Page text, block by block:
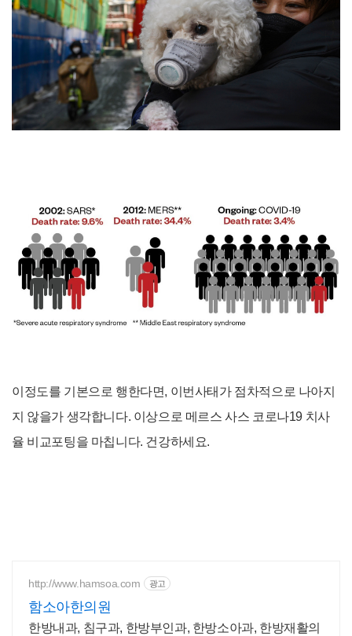
이정도를 기본으로 행한다면, 이번사태가 점차적으로 나아지
지 않을가 생각합니다. 이상으로 메르스 사스 코로나19 치사
율 비교포팅을 마칩니다. 건강하세요.
http://www.hamsoa.com 광고
함소아한의원
한방내과, 침구과, 한방부인과, 한방소아과, 한방재활의